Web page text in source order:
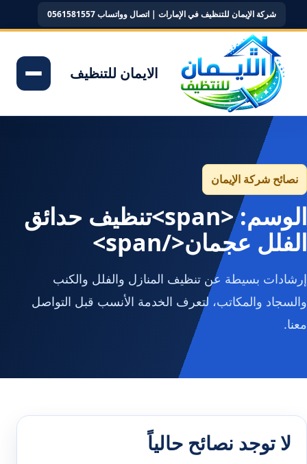
شركة الإيمان للتنظيف في الإمارات | اتصال وواتساب 0561581557
الايمان للتنظيف
نصائح شركة الإيمان
الوسم: <span>تنظيف حدائق
الفلل عجمان</span>
إرشادات بسيطة عن تنظيف المنازل والفلل والكنب
والسجاد والمكاتب، لتعرف الخدمة الأنسب قبل التواصل
معنا.
لا توجد نصائح حالياً